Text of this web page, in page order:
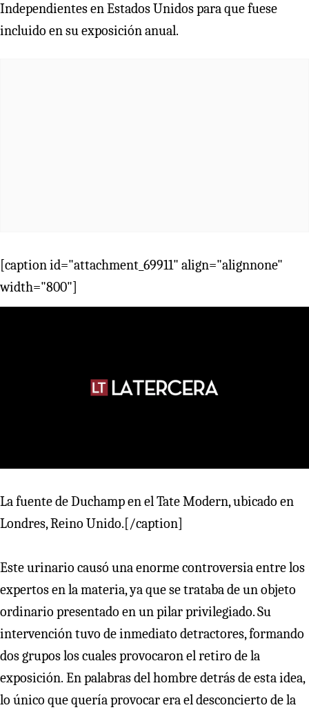
Independientes en Estados Unidos para que fuese
incluido en su exposición anual.
[caption id="attachment_69911" align="alignnone"
width="800"]
La fuente de Duchamp en el Tate Modern, ubicado en
Londres, Reino Unido.[/caption]
Este urinario causó una enorme controversia entre los
expertos en la materia, ya que se trataba de un objeto
ordinario presentado en un pilar privilegiado. Su
intervención tuvo de inmediato detractores, formando
dos grupos los cuales provocaron el retiro de la
exposición. En palabras del hombre detrás de esta idea,
lo único que quería provocar era el desconcierto de la